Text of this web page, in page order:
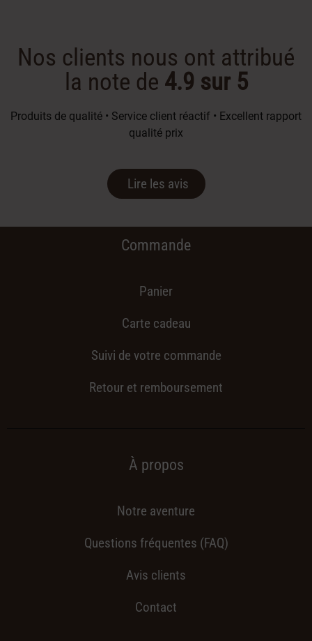
Nos clients nous ont attribué
la note de 4.9 sur 5
Produits de qualité • Service client réactif • Excellent rapport
qualité prix
Lire les avis
Commande
Panier
Carte cadeau
Suivi de votre commande
Retour et remboursement
À propos
Notre aventure
Questions fréquentes (FAQ)
Avis clients
Contact